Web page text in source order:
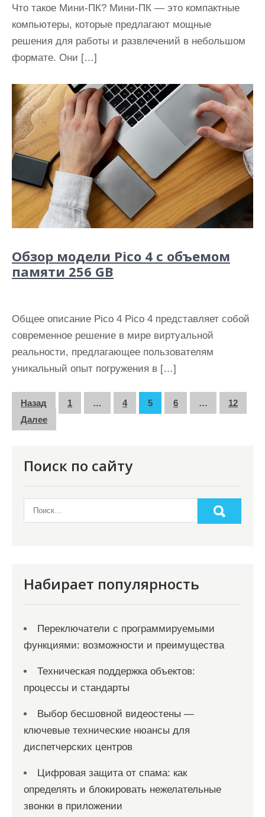
Что такое Мини-ПК? Мини-ПК — это компактные
компьютеры, которые предлагают мощные
решения для работы и развлечений в небольшом
формате. Они […]
Обзор модели Pico 4 с объемом
памяти 256 GB
Общее описание Pico 4 Pico 4 представляет собой
современное решение в мире виртуальной
реальности, предлагающее пользователям
уникальный опыт погружения в […]
П
а
Назад 1 … 4 5 6 …
12
Далее
Поиск по сайту
Набирает популярность
Переключатели с программируемыми
функциями: возможности и преимущества
Техническая поддержка объектов:
процессы и стандарты
Выбор бесшовной видеостены —
ключевые технические нюансы для
диспетчерских центров
Цифровая защита от спама: как
определять и блокировать нежелательные
звонки в приложении